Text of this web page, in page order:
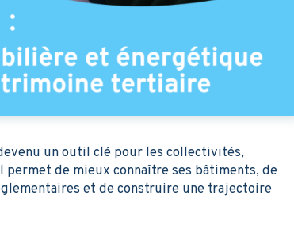
un outil clé pour les collectivités,
de mieux connaître ses bâtiments, de
et de construire une trajectoire